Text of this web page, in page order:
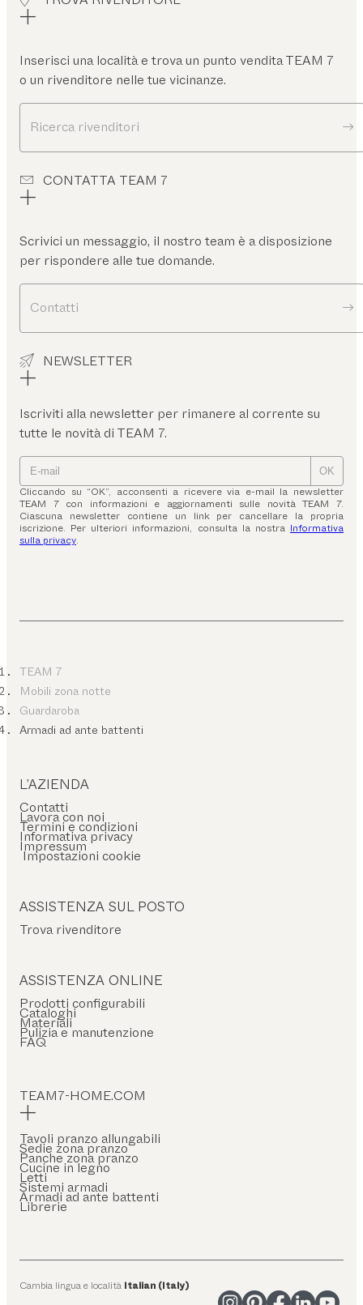
Inserisci una località e trova un punto vendita TEAM 7
o un rivenditore nelle tue vicinanze.
Ricerca rivenditori
CONTATTA TEAM 7
Scrivici un messaggio, il nostro team è a disposizione
per rispondere alle tue domande.
Contatti
NEWSLETTER
Iscriviti alla newsletter per rimanere al corrente su
tutte le novità di TEAM 7.
OK
Cliccando su “OK”, acconsenti a ricevere via e-mail la newsletter
TEAM 7 con informazioni e aggiornamenti sulle novità TEAM 7.
Ciascuna newsletter contiene un link per cancellare la propria
iscrizione. Per ulteriori informazioni, consulta la nostra Informativa
sulla privacy.
TEAM 7
Mobili zona notte
Guardaroba
Armadi ad ante battenti
L’AZIENDA
Contatti
Lavora con noi
Termini e condizioni
Informativa privacy
Impressum
Impostazioni cookie
ASSISTENZA SUL POSTO
Trova rivenditore
ASSISTENZA ONLINE
Prodotti configurabili
Cataloghi
Materiali
Pulizia e manutenzione
FAQ
TEAM7-HOME.COM
Tavoli pranzo allungabili
Sedie zona pranzo
Panche zona pranzo
Cucine in legno
Letti
Sistemi armadi
Armadi ad ante battenti
Librerie
Cambia lingua e località Italian (Italy)